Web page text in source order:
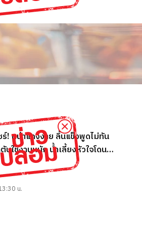
! หน้าแดงง่าย ลิ้นแข็งพูดไม่ทัน
ใช้งานหนัก น้ำเลี้ยงหัวใจโดน
น.